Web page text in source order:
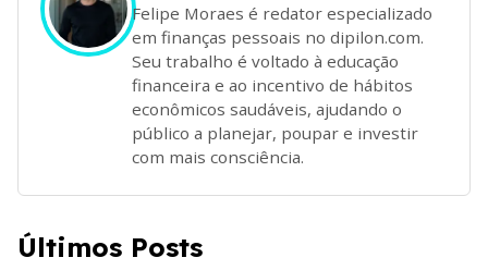
Felipe Moraes é redator especializado
em finanças pessoais no dipilon.com.
Seu trabalho é voltado à educação
financeira e ao incentivo de hábitos
econômicos saudáveis, ajudando o
público a planejar, poupar e investir
com mais consciência.
Últimos Posts